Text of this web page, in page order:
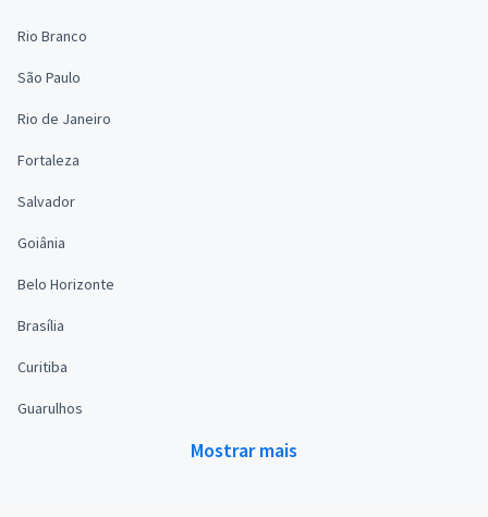
Rio Branco
São Paulo
Rio de Janeiro
Fortaleza
Salvador
Goiânia
Belo Horizonte
Brasília
Curitiba
Guarulhos
Mostrar mais